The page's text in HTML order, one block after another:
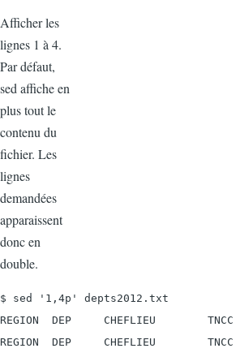
Afficher les
lignes 1 à 4.
Par défaut,
sed affiche en
plus tout le
contenu du
fichier. Les
lignes
demandées
apparaissent
donc en
double.
$ sed '1,4p' depts2012.txt
REGION  DEP     CHEFLIEU
REGION  DEP     CHEFLIEU